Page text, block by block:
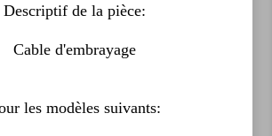
Descriptif de la pièce:
Cable d'embrayage
les modèles suivants: